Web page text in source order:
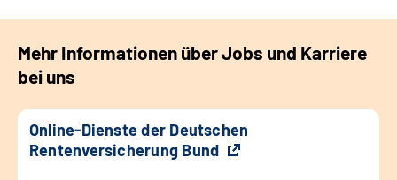
Mehr Informationen über Jobs und Karriere
bei uns
Online-Dienste der Deutschen
Rentenversicherung Bund